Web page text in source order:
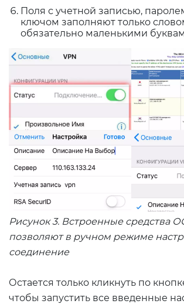
Поля с учетной записью,
ключом заполняют только
обязательно маленькими
Рисунок 3. Встроенные средства
позволяют в ручном режиме
соединение
Остается только кликнуть по
чтобы запустить все введенные